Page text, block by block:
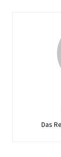
Das